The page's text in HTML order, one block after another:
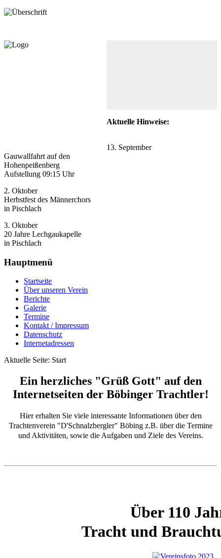
Aktuelle Hinweise:
13. September
Gauwallfahrt auf den
Hohenpeißenberg
Aufstellung 09:15 Uhr
2. Oktober
Herbstfest des Männerchors
in Pischlach
3. Oktober
20 Jahre Lechgaukapelle
in Pischlach
Hauptmenü
Startseite
Über unseren Verein
Berichte
Galerie
Termine
Kontakt / Impressum
Datenschutz
Internetadressen
Aktuelle Seite: Start
Ein herzliches "Grüß Gott" auf den
Internetseiten der Böbinger Trachtler!
Hier erhalten Sie viele interessante Informationen über den
Trachtenverein "D'Schnalzbergler" Böbing z.B. über die Termine
und Aktivitäten, sowie die Aufgaben und Ziele des Vereins.
Über 110
Tracht und